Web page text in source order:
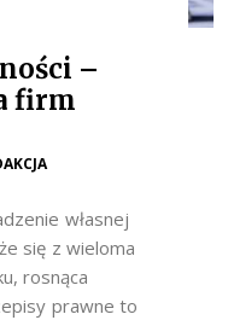
–
firm
własnej
się z wieloma
rosnąca
prawne to